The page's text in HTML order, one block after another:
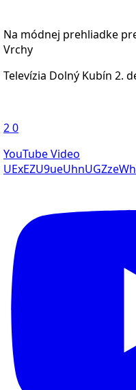
Na módnej prehliadke
Vrchy
Televízia Dolný Kubín 2.
20
YouTube Video